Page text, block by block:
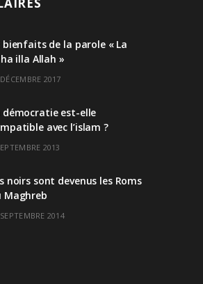
bienfaits de la parole « La
illa Allah »
2017
démocratie est-elle
avec l’islam ?
2013
noirs sont devenus les Roms
Maghreb
2014